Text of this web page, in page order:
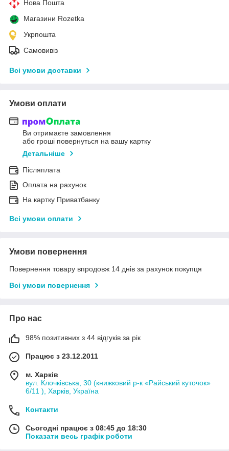
Нова Пошта
Магазини Rozetka
Укрпошта
Самовивіз
Всі умови доставки
Умови оплати
Ви отримаєте замовлення
або гроші повернуться на вашу картку
Детальніше
Післяплата
Оплата на рахунок
На картку Приватбанку
Всі умови оплати
Умови повернення
Повернення товару впродовж 14 днів за рахунок покупця
Всі умови повернення
Про нас
98% позитивних з 44 відгуків за рік
Працює з 23.12.2011
м. Харків
вул. Клочківська, 30 (книжковий р-к «Райський куточок»
6/11 ), Харків, Україна
Контакти
Сьогодні працює з 08:45 до 18:30
Показати весь графік роботи